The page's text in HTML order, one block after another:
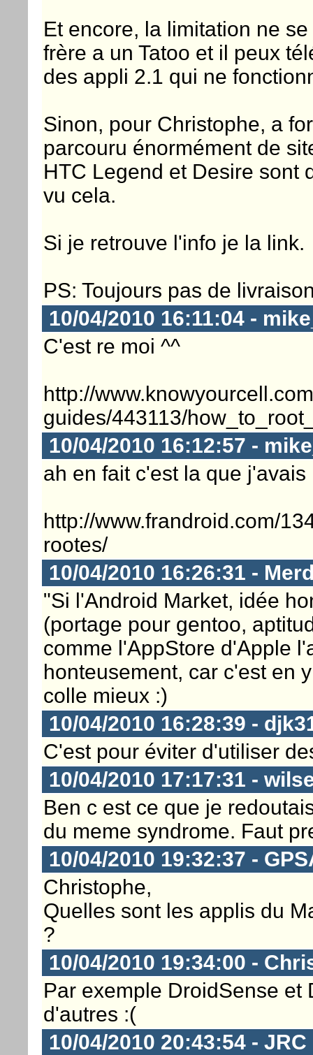
Et encore, la limitation ne
frère a un Tatoo et il peux
des appli 2.1 qui ne
Sinon, pour Christophe, a
parcouru énormément de
HTC Legend et Desire sont
vu cela.
Si je retrouve l'info je la link.
PS: Toujours pas de
10/04/2010 16:11:04 -
C'est re moi ^^
http://
guides/443113/
10/04/2010 16:12:57 -
ah en fait c'est la que j'avais
http://www.frandroid.com/
rootes/
10/04/2010 16:26:31 -
"Si l'Android Market, idée
(portage pour gentoo,
comme l'AppStore d'Apple
honteusement, car c'est en
colle mieux :)
10/04/2010 16:28:39 -
C'est pour éviter d'utiliser
10/04/2010 17:17:31 -
Ben c est ce que je
du meme syndrome. Faut
10/04/2010 19:32:37 -
Christophe,
Quelles sont les applis du
?
10/04/2010 19:34:00 -
Par exemple DroidSense et
d'autres :(
10/04/2010 20:43:54 - JRC